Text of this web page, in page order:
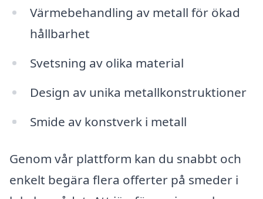
Värmebehandling av metall för ökad
hållbarhet
Svetsning av olika material
Design av unika metallkonstruktioner
Smide av konstverk i metall
Genom vår plattform kan du snabbt och
enkelt begära flera offerter på smeder i